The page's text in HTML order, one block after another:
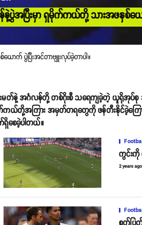
နဲ့ပွဲအပြီးမှာ ရှမိုက်ကယ်တို့ သားအဖနှစ်
ယောက် ပွဲပြီးအင်တာဗျူးလုပ်ခဲ့တာပါ။
မတ်နဲ့ အင်္ဂလန်တို့ တစ်ဂိုးစီ သရေကျခဲ့တဲ့ ယူရိုအုပ်
ယ်တို့အကြား အမှတ်တရတွေကို ဖန်တီးနိုင်ခဲ့ကြေ
ရှိစေခဲ့ပါတယ်။
ကွင်းကို
2 years ago